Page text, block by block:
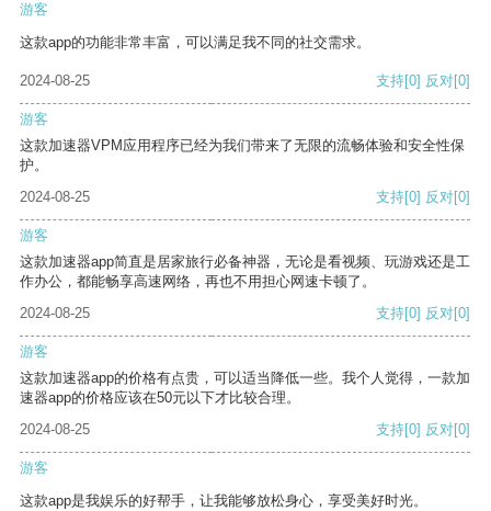
游客
这款app的功能非常丰富，可以满足我不同的社交需求。
2024-08-25 支持[0] 反对[0]
游客
这款加速器VPM应用程序已经为我们带来了无限的流畅体验和安全性保
护。
2024-08-25
支持[0] 反对[0]
游客
这款加速器app简直是居家旅行必备神器，无论是看视频、玩游戏还是工
作办公，都能畅享高速网络，再也不用担心网速卡顿了。
2024-08-25
支持[0] 反对[0]
游客
这款加速器app的价格有点贵，可以适当降低一些。我个人觉得，一款加
速器app的价格应该在50元以下才比较合理。
2024-08-25
支持[0] 反对[0]
游客
这款app是我娱乐的好帮手，让我能够放松身心，享受美好时光。